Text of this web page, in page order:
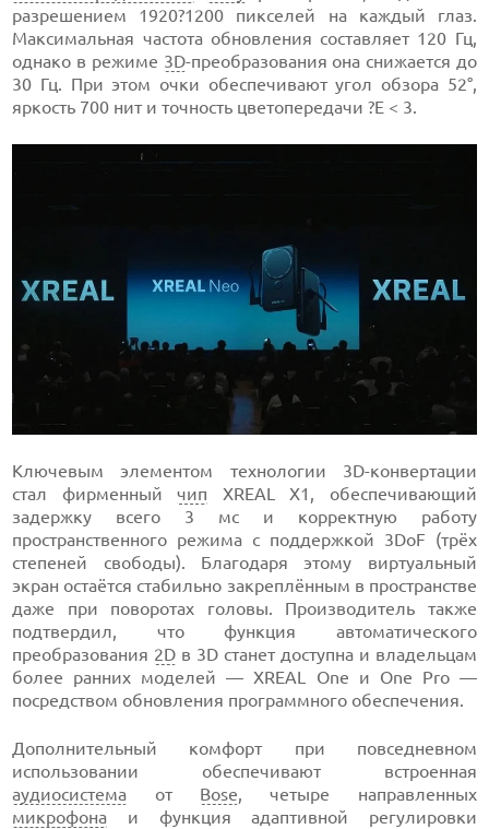
разрешением 1920?1200 пикселей на каждый глаз.
Максимальная частота обновления составляет 120 Гц,
однако в режиме 3D-преобразования она снижается до
30 Гц. При этом очки обеспечивают угол обзора 52°,
яркость 700 нит и точность цветопередачи ?E < 3.
Ключевым элементом технологии 3D-конвертации
стал фирменныйчип XREAL X1, обеспечивающий
задержку всего 3 мс и корректную работу
пространственного режима с поддержкой 3DoF (трёх
степеней свободы). Благодаря этому виртуальный
экран остаётся стабильно закреплённым в пространстве
даже при поворотах головы. Производитель также
подтвердил, что функция автоматического
преобразования 2D в 3D станет доступна и владельцам
более ранних моделей — XREAL One и One Pro —
посредством обновления программного обеспечения.
Дополнительный комфорт при повседневном
использовании обеспечивают встроенная
аудиосистема от Bose, четыре направленных
микрофона и функция адаптивной регулировки